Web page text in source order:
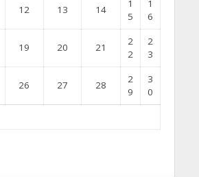
12 13 14
1
5
1
6
19 20 21
2
2
2
3
26 27 28
2
9
3
0